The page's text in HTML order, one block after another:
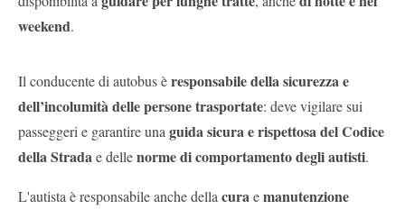
weekend.
Il conducente di autobus èresponsabile della sicurezza e
dell’incolumità delle persone trasportate: deve vigilare sui
passeggeri e garantire una guida sicura e rispettosa del Codice
della Stradae dellenorme di comportamento degli autisti.
L'autista è responsabile anche della curaemanutenzione